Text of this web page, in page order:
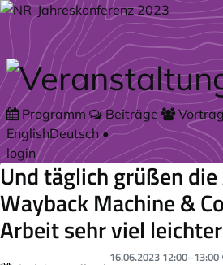
Zum Hauptteil springen
Programm Beiträge
EnglishDeutsch•
login
Und täglich grüßen
Wayback Machine &
Arbeit sehr viel
16.06.2023 12:00–13:00